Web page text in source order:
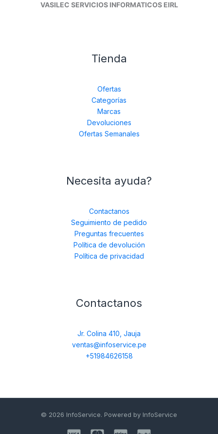
VASILEC SERVICIOS INFORMATICOS EIRL
Tienda
Ofertas
Categorías
Marcas
Devoluciones
Ofertas Semanales
Necesita ayuda?
Contactanos
Seguimiento de pedido
Preguntas frecuentes
Política de devolución
Política de privacidad
Contactanos
Jr. Colina 410, Jauja
ventas@infoservice.pe
+51984626158
© 2026 InfoService. Powered by InfoService